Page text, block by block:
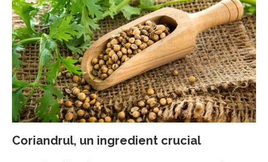
Coriandrul, un ingredient crucial